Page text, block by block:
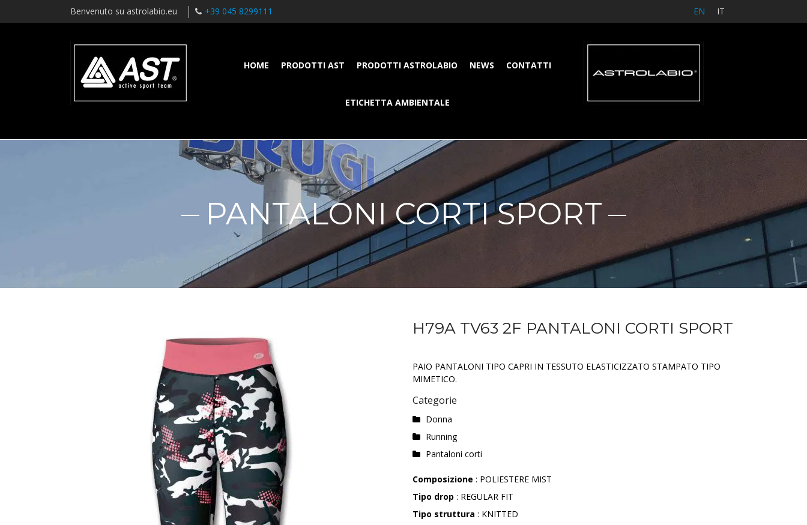
Benvenuto su astrolabio.eu +39 045 8299111 EN IT
HOME PRODOTTI AST PRODOTTI ASTROLABIO NEWS CONTATTI
ETICHETTA AMBIENTALE
PANTALONI CORTI SPORT
H79A TV63 2F PANTALONI CORTI SPORT
PAIO PANTALONI TIPO CAPRI IN TESSUTO ELASTICIZZATO STAMPATO TIPO
MIMETICO.
Categorie
Donna
Running
Pantaloni corti
Composizione : POLIESTERE MIST
Tipo drop : REGULAR FIT
Tipo struttura : KNITTED